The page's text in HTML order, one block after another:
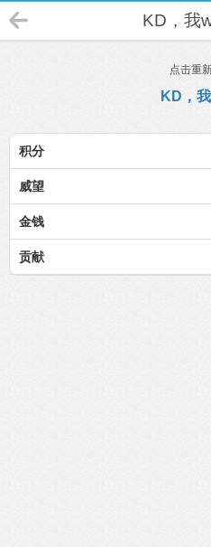
KD，我
点击重
KD，
积分
威望
金钱
贡献